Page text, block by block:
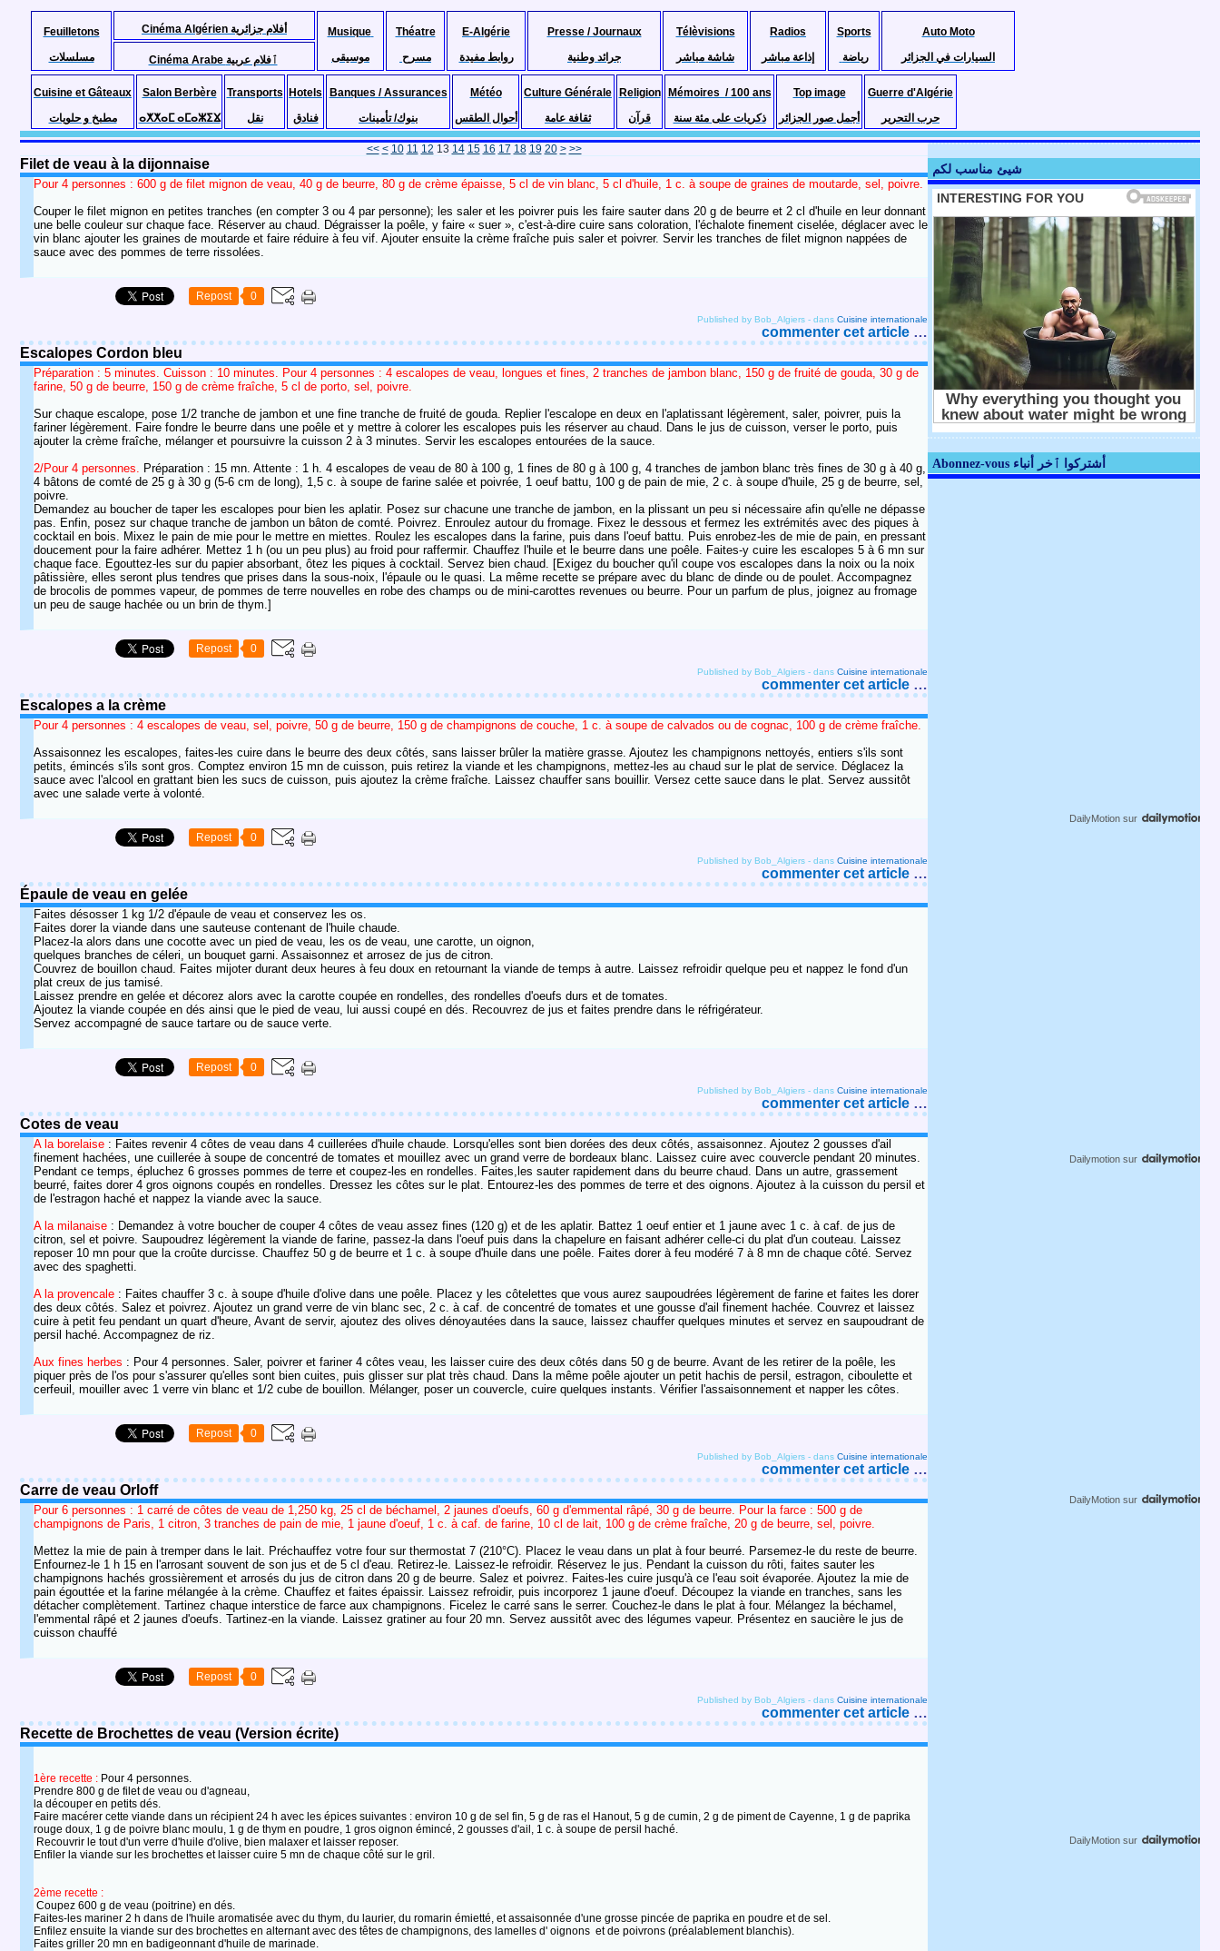
Feuilletons
مسلسلات
Cinéma Algérien أفلام جزائرية
Musique
موسيقى
Théatre
مسرح
E-Algérie
روابط مفيدة
Presse / Journaux
جرائد وطنية
Télèvisions
شاشة مباشر
Radios
إذاعة مباشر
Sports
رياضة
Auto Moto
السيارات في الجزائر
Cinéma Arabe ٱفلام عربية
Cuisine et Gâteaux
مطبخ و حلويات
Salon Berbère
ⴰⵅⵅⴰⵎ ⴰⵎⴰⵣⵉⴴ
Transports
نقل
Hotels
فنادق
Banques / Assurances
بنوك/ تأمينات
Météo
أحوال الطقس
Culture Générale
ثقافة عامة
Religion
قرآن
Mémoires / 100 ans
ذكريات على مئة سنة
Top image
أجمل صور الجزائر
Guerre d'Algérie
حرب التحرير
<< < 10 11 12 13 14 15 16 17 18 19 20 > >>
Filet de veau à la dijonnaise
Pour 4 personnes : 600 g de filet mignon de veau, 40 g de beurre, 80 g de crème épaisse, 5 cl de vin blanc, 5 cl d'huile, 1 c. à soupe de graines de moutarde, sel, poivre.
Couper le filet mignon en petites tranches (en compter 3 ou 4 par personne); les saler et les poivrer puis les faire sauter dans 20 g de beurre et 2 cl d'huile en leur donnant
une belle couleur sur chaque face. Réserver au chaud. Dégraisser la poêle, y faire « suer », c'est-à-dire cuire sans coloration, l'échalote finement ciselée, déglacer avec le
vin blanc ajouter les graines de moutarde et faire réduire à feu vif. Ajouter ensuite la crème fraîche puis saler et poivrer. Servir les tranches de filet mignon nappées de
sauce avec des pommes de terre rissolées.
Repost 0
Published by Bob_Algiers - dans Cuisine internationale
commenter cet article …
Escalopes Cordon bleu
Préparation : 5 minutes. Cuisson : 10 minutes. Pour 4 personnes : 4 escalopes de veau, longues et fines, 2 tranches de jambon blanc, 150 g de fruité de gouda, 30 g de
farine, 50 g de beurre, 150 g de crème fraîche, 5 cl de porto, sel, poivre.
Sur chaque escalope, pose 1/2 tranche de jambon et une fine tranche de fruité de gouda. Replier l'escalope en deux en l'aplatissant légèrement, saler, poivrer, puis la
fariner légèrement. Faire fondre le beurre dans une poêle et y mettre à colorer les escalopes puis les réserver au chaud. Dans le jus de cuisson, verser le porto, puis
ajouter la crème fraîche, mélanger et poursuivre la cuisson 2 à 3 minutes. Servir les escalopes entourées de la sauce.
2/Pour 4 personnes. Préparation : 15 mn. Attente : 1 h. 4 escalopes de veau de 80 à 100 g, 1 fines de 80 g à 100 g, 4 tranches de jambon blanc très fines de 30 g à 40 g,
4 bâtons de comté de 25 g à 30 g (5-6 cm de long), 1,5 c. à soupe de farine salée et poivrée, 1 oeuf battu, 100 g de pain de mie, 2 c. à soupe d'huile, 25 g de beurre, sel,
poivre.
Demandez au boucher de taper les escalopes pour bien les aplatir. Posez sur chacune une tranche de jambon, en la plissant un peu si nécessaire afin qu'elle ne dépasse
pas. Enfin, posez sur chaque tranche de jambon un bâton de comté. Poivrez. Enroulez autour du fromage. Fixez le dessous et fermez les extrémités avec des piques à
cocktail en bois. Mixez le pain de mie pour le mettre en miettes. Roulez les escalopes dans la farine, puis dans l'oeuf battu. Puis enrobez-les de mie de pain, en pressant
doucement pour la faire adhérer. Mettez 1 h (ou un peu plus) au froid pour raffermir. Chauffez l'huile et le beurre dans une poêle. Faites-y cuire les escalopes 5 à 6 mn sur
chaque face. Egouttez-les sur du papier absorbant, ôtez les piques à cocktail. Servez bien chaud. [Exigez du boucher qu'il coupe vos escalopes dans la noix ou la noix
pâtissière, elles seront plus tendres que prises dans la sous-noix, l'épaule ou le quasi. La même recette se prépare avec du blanc de dinde ou de poulet. Accompagnez
de brocolis de pommes vapeur, de pommes de terre nouvelles en robe des champs ou de mini-carottes revenues ou beurre. Pour un parfum de plus, joignez au fromage
un peu de sauge hachée ou un brin de thym.]
Repost 0
Published by Bob_Algiers - dans Cuisine internationale
commenter cet article …
Escalopes a la crème
Pour 4 personnes : 4 escalopes de veau, sel, poivre, 50 g de beurre, 150 g de champignons de couche, 1 c. à soupe de calvados ou de cognac, 100 g de crème fraîche.
Assaisonnez les escalopes, faites-les cuire dans le beurre des deux côtés, sans laisser brûler la matière grasse. Ajoutez les champignons nettoyés, entiers s'ils sont
petits, émincés s'ils sont gros. Comptez environ 15 mn de cuisson, puis retirez la viande et les champignons, mettez-les au chaud sur le plat de service. Déglacez la
sauce avec l'alcool en grattant bien les sucs de cuisson, puis ajoutez la crème fraîche. Laissez chauffer sans bouillir. Versez cette sauce dans le plat. Servez aussitôt
avec une salade verte à volonté.
Repost 0
Published by Bob_Algiers - dans Cuisine internationale
commenter cet article …
Épaule de veau en gelée
Faites désosser 1 kg 1/2 d'épaule de veau et conservez les os.
Faites dorer la viande dans une sauteuse contenant de l'huile chaude.
Placez-la alors dans une cocotte avec un pied de veau, les os de veau, une carotte, un oignon,
quelques branches de céleri, un bouquet garni. Assaisonnez et arrosez de jus de citron.
Couvrez de bouillon chaud. Faites mijoter durant deux heures à feu doux en retournant la viande de temps à autre. Laissez refroidir quelque peu et nappez le fond d'un
plat creux de jus tamisé.
Laissez prendre en gelée et décorez alors avec la carotte coupée en rondelles, des rondelles d'oeufs durs et de tomates.
Ajoutez la viande coupée en dés ainsi que le pied de veau, lui aussi coupé en dés. Recouvrez de jus et faites prendre dans le réfrigérateur.
Servez accompagné de sauce tartare ou de sauce verte.
Repost 0
Published by Bob_Algiers - dans Cuisine internationale
commenter cet article …
Cotes de veau
A la borelaise : Faites revenir 4 côtes de veau dans 4 cuillerées d'huile chaude. Lorsqu'elles sont bien dorées des deux côtés, assaisonnez. Ajoutez 2 gousses d'ail
finement hachées, une cuillerée à soupe de concentré de tomates et mouillez avec un grand verre de bordeaux blanc. Laissez cuire avec couvercle pendant 20 minutes.
Pendant ce temps, épluchez 6 grosses pommes de terre et coupez-les en rondelles. Faites,les sauter rapidement dans du beurre chaud. Dans un autre, grassement
beurré, faites dorer 4 gros oignons coupés en rondelles. Dressez les côtes sur le plat. Entourez-les des pommes de terre et des oignons. Ajoutez à la cuisson du persil et
de l'estragon haché et nappez la viande avec la sauce.
A la milanaise : Demandez à votre boucher de couper 4 côtes de veau assez fines (120 g) et de les aplatir. Battez 1 oeuf entier et 1 jaune avec 1 c. à caf. de jus de
citron, sel et poivre. Saupoudrez légèrement la viande de farine, passez-la dans l'oeuf puis dans la chapelure en faisant adhérer celle-ci du plat d'un couteau. Laissez
reposer 10 mn pour que la croûte durcisse. Chauffez 50 g de beurre et 1 c. à soupe d'huile dans une poêle. Faites dorer à feu modéré 7 à 8 mn de chaque côté. Servez
avec des spaghetti.
A la provencale : Faites chauffer 3 c. à soupe d'huile d'olive dans une poêle. Placez y les côtelettes que vous aurez saupoudrées légèrement de farine et faites les dorer
des deux côtés. Salez et poivrez. Ajoutez un grand verre de vin blanc sec, 2 c. à caf. de concentré de tomates et une gousse d'ail finement hachée. Couvrez et laissez
cuire à petit feu pendant un quart d'heure, Avant de servir, ajoutez des olives dénoyautées dans la sauce, laissez chauffer quelques minutes et servez en saupoudrant de
persil haché. Accompagnez de riz.
Aux fines herbes : Pour 4 personnes. Saler, poivrer et fariner 4 côtes veau, les laisser cuire des deux côtés dans 50 g de beurre. Avant de les retirer de la poêle, les
piquer près de l'os pour s'assurer qu'elles sont bien cuites, puis glisser sur plat très chaud. Dans la même poêle ajouter un petit hachis de persil, estragon, ciboulette et
cerfeuil, mouiller avec 1 verre vin blanc et 1/2 cube de bouillon. Mélanger, poser un couvercle, cuire quelques instants. Vérifier l'assaisonnement et napper les côtes.
Repost 0
Published by Bob_Algiers - dans Cuisine internationale
commenter cet article …
Carre de veau Orloff
Pour 6 personnes : 1 carré de côtes de veau de 1,250 kg, 25 cl de béchamel, 2 jaunes d'oeufs, 60 g d'emmental râpé, 30 g de beurre. Pour la farce : 500 g de
champignons de Paris, 1 citron, 3 tranches de pain de mie, 1 jaune d'oeuf, 1 c. à caf. de farine, 10 cl de lait, 100 g de crème fraîche, 20 g de beurre, sel, poivre.
Mettez la mie de pain à tremper dans le lait. Préchauffez votre four sur thermostat 7 (210°C). Placez le veau dans un plat à four beurré. Parsemez-le du reste de beurre.
Enfournez-le 1 h 15 en l'arrosant souvent de son jus et de 5 cl d'eau. Retirez-le. Laissez-le refroidir. Réservez le jus. Pendant la cuisson du rôti, faites sauter les
champignons hachés grossièrement et arrosés du jus de citron dans 20 g de beurre. Salez et poivrez. Faites-les cuire jusqu'à ce l'eau soit évaporée. Ajoutez la mie de
pain égouttée et la farine mélangée à la crème. Chauffez et faites épaissir. Laissez refroidir, puis incorporez 1 jaune d'oeuf. Découpez la viande en tranches, sans les
détacher complètement. Tartinez chaque interstice de farce aux champignons. Ficelez le carré sans le serrer. Couchez-le dans le plat à four. Mélangez la béchamel,
l'emmental râpé et 2 jaunes d'oeufs. Tartinez-en la viande. Laissez gratiner au four 20 mn. Servez aussitôt avec des légumes vapeur. Présentez en saucière le jus de
cuisson chauffé
Repost 0
Published by Bob_Algiers - dans Cuisine internationale
commenter cet article …
Recette de Brochettes de veau (Version écrite)
1ère recette : Pour 4 personnes.
Prendre 800 g de filet de veau ou d'agneau,
la découper en petits dés.
Faire macérer cette viande dans un récipient 24 h avec les épices suivantes : environ 10 g de sel fin, 5 g de ras el Hanout, 5 g de cumin, 2 g de piment de Cayenne, 1 g de paprika
rouge doux, 1 g de poivre blanc moulu, 1 g de thym en poudre, 1 gros oignon émincé, 2 gousses d'ail, 1 c. à soupe de persil haché.
Recouvrir le tout d'un verre d'huile d'olive, bien malaxer et laisser reposer.
Enfiler la viande sur les brochettes et laisser cuire 5 mn de chaque côté sur le gril.
2ème recette :
Coupez 600 g de veau (poitrine) en dés.
Faites-les mariner 2 h dans de l'huile aromatisée avec du thym, du laurier, du romarin émietté, et assaisonnée d'une grosse pincée de paprika en poudre et de sel.
Enfilez ensuite la viande sur des brochettes en alternant avec des têtes de champignons, des lamelles d' oignons et de poivrons (préalablement blanchis).
Faites griller 20 mn en badigeonnant d'huile de marinade.
شيئ مناسب لكم
Abonnez-vous أشتركوا ٱخر أنباء
DailyMotion sur
Dailymotion sur
DailyMotion sur
DailyMotion sur